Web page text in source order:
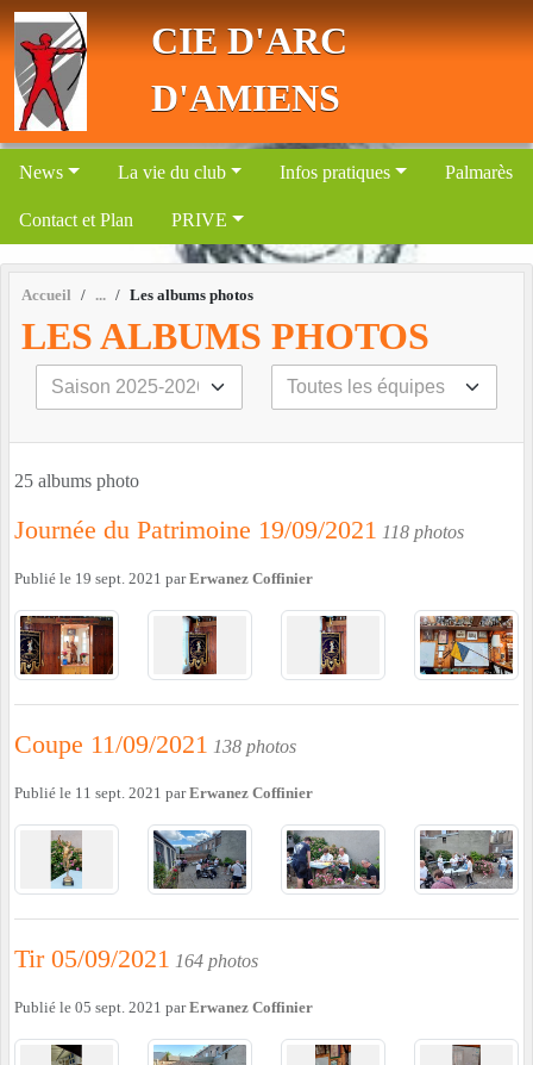
CIE D'ARC
D'AMIENS
News La vie du club Infos pratiques Palmarès
Contact et Plan PRIVE
Accueil Les albums photos
LES ALBUMS PHOTOS
25 albums photo
Journée du Patrimoine 19/09/2021 118 photos
Publié le 19 sept. 2021 parErwanez Coffinier
Coupe 11/09/2021 138 photos
Publié le 11 sept. 2021 parErwanez Coffinier
Tir 05/09/2021 164 photos
Publié le 05 sept. 2021 parErwanez Coffinier
Panneau de gestion des cookies